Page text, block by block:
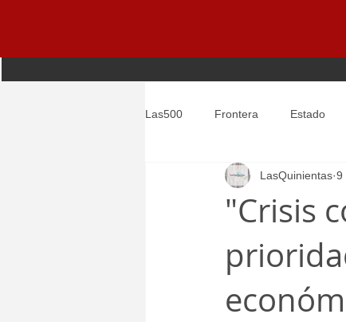
Las500 Frontera Estado
Entretenimiento Global
"Crisis
LasQuinientas 9